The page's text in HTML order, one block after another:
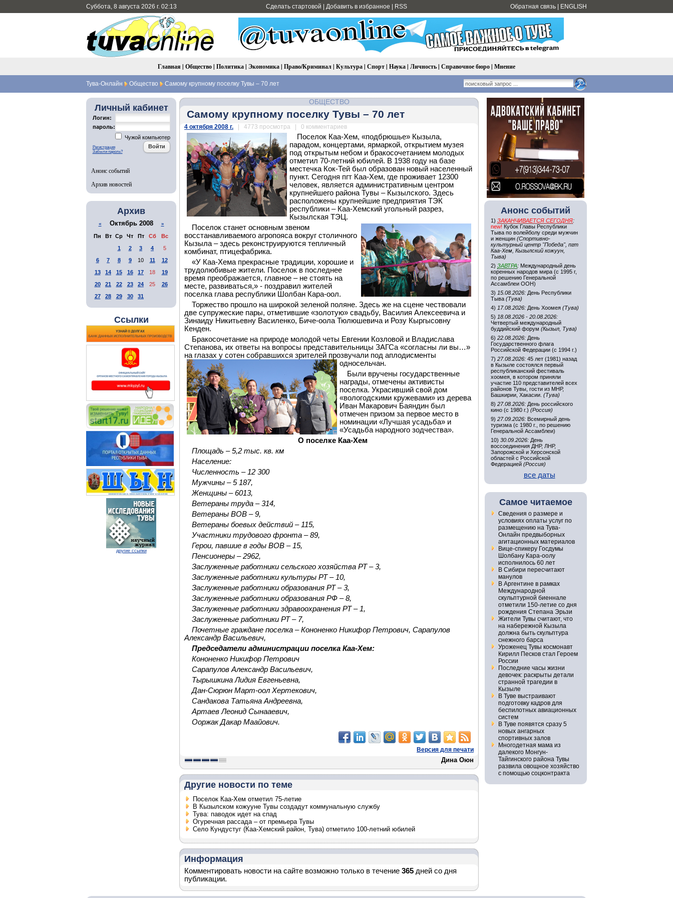
Суббота, 8 августа 2026 г. 02:13 Сделать стартовой Добавить в избранное RSS Обратная связь ENGLISH
Главная | Общество| Политика| Экономика| Право/Криминал| Культура| Спорт| Наука| Личность| Справочное бюро| Мнение
Тува-Онлайн Общество Самому крупному поселку Тувы – 70 лет
Личный кабинет
Логин:
пароль:
Чужой компьютер
Регистрация
Забыли пароль?
Анонс событий
Архив новостей
Архив
« Октябрь 2008 »
Пн Вт Ср Чт Пт Сб
Вс
1
2 3 4
5
6
7 8 9 10 11
12
13
14 15 16 17 18
19
20
21 22 23 24 25
26
27
28 29 30 31
Ссылки
другие ссылки
ОБЩЕСТВО
Самому крупному поселку Тувы – 70 лет
4 октября 2008 г. | 4773 просмотра | 0 комментариев
Поселок Каа-Хем, «подбрюшье» Кызыла,
парадом, концертами, ярмаркой, открытием музея
под открытым небом и бракосочетанием молодых
отметил 70-летний юбилей. В 1938 году на базе
местечка Кок-Тей был образован новый населенный
пункт. Сегодня пгт Каа-Хем, где проживает 12300
человек, является административным центром
крупнейшего района Тувы – Кызылского. Здесь
расположены крупнейшие предприятия ТЭК
республики – Каа-Хемский угольный разрез,
Кызылская ТЭЦ.
Поселок станет основным звеном
восстанавливаемого агропояса вокруг столичного
Кызыла – здесь реконструируются тепличный
комбинат, птицефабрика.
«У Каа-Хема прекрасные традиции, хорошие и
трудолюбивые жители. Поселок в последнее
время преображается, главное – не стоять на
месте, развиваться,» - поздравил жителей
поселка глава республики Шолбан Кара-оол.
Торжество прошло на широкой зеленой поляне. Здесь же на сцене чествовали
две супружеские пары, отметившие «золотую» свадьбу, Василия Алексеевича и
Зинаиду Никитьевну Василенко, Биче-оола Тюлюшевича и Розу Кыргысовну
Кенден.
Бракосочетание на природе молодой четы Евгении Козловой и Владислава
Степанова, их ответы на вопросы представительницы ЗАГСа «согласны ли вы…»
на глазах у сотен собравшихся зрителей прозвучали под аплодисменты
односельчан.
Были вручены государственные
награды, отмечены активисты
поселка. Украсивший свой дом
«вологодскими кружевами» из дерева
Иван Макарович Баяндин был
отмечен призом за первое место в
номинации «Лучшая усадьба» и
«Усадьба народного зодчества».
О поселке Каа-Хем
Площадь – 5,2 тыс. кв. км
Население:
Численность – 12 300
Мужчины – 5 187,
Женщины – 6013,
Ветераны труда – 314,
Ветераны ВОВ – 9,
Ветераны боевых действий – 115,
Участники трудового фронта – 89,
Герои, павшие в годы ВОВ – 15,
Пенсионеры – 2962,
Заслуженные работники сельского хозяйства РТ – 3,
Заслуженные работники культуры РТ – 10,
Заслуженные работники образования РТ – 3,
Заслуженные работники образования РФ – 8,
Заслуженные работники здравоохранения РТ – 1,
Заслуженные работники РТ – 7,
Почетные граждане поселка – Кононенко Никифор Петрович, Сарапулов
Александр Васильевич,
Председатели администрации поселка Каа-Хем:
Кононенко Никифор Петрович
Сарапулов Александр Васильевич,
Тырышкина Лидия Евгеньевна,
Дан-Сюрюн Март-оол Хертекович,
Сандакова Татьяна Андреевна,
Артаев Леонид Сынааевич,
Ооржак Дакар Маайович.
Версия для печати
Дина Оюн
Другие новости по теме
Поселок Каа-Хем отметил 75-летие
В Кызылском кожууне Тувы создадут коммунальную службу
Тува: паводок идет на спад
Огуречная рассада – от премьера Тувы
Село Кундустуг (Каа-Хемский район, Тува) отметило 100-летний юбилей
Информация
Комментировать новости на сайте возможно только в течение 365 дней со дня
публикации.
Анонс событий
1) ЗАКАНЧИВАЕТСЯ СЕГОДНЯ:
new! Кубок Главы Республики
Тыва по волейболу среди мужчин
и женщин (Спортивно-
культурный центр "Победа", пгт
Каа-Хем, Кызылский кожуун,
Тыва)
2) ЗАВТРА: Международный день
коренных народов мира (с 1995 г,
по решению Генеральной
Ассамблеи ООН)
3) 15.08.2026: День Республики
Тыва (Тува)
4) 17.08.2026: День Хоомея (Тува)
5) 18.08.2026 - 20.08.2026:
Четвертый международный
буддийский форум (Кызыл, Тува)
6) 22.08.2026: День
Государственного флага
Российской Федерации (с 1994 г.)
7) 27.08.2026: 45 лет (1981) назад
в Кызыле состоялся первый
республиканский фестиваль
хоомея, в котором приняли
участие 110 представителей всех
районов Тувы, гости из МНР,
Башкирии, Хакасии. (Тува)
8) 27.08.2026: День российского
кино (с 1980 г.) (Россия)
9) 27.09.2026: Всемирный день
туризма (с 1980 г., по решению
Генеральной Ассамблеи)
10) 30.09.2026: День
воссоединения ДНР, ЛНР,
Запорожской и Херсонской
областей с Российской
Федерацией (Россия)
все даты
Самое читаемое
Сведения о размере и
условиях оплаты услуг по
размещению на Тува-
Онлайн предвыборных
агитационных материалов
Вице-спикеру Госдумы
Шолбану Кара-оолу
исполнилось 60 лет
В Сибири пересчитают
манулов
В Аргентине в рамках
Международной
скульптурной биеннале
отметили 150-летие со дня
рождения Степана Эрьзи
Жители Тувы считают, что
на набережной Кызыла
должна быть скульптура
снежного барса
Уроженец Тувы космонавт
Кирилл Песков стал Героем
России
Последние часы жизни
девочек: раскрыты детали
странной трагедии в
Кызыле
В Туве выстраивают
подготовку кадров для
беспилотных авиационных
систем
В Туве появятся сразу 5
новых ангарных
спортивных залов
Многодетная мама из
далекого Монгун-
Тайгинского района Тувы
развила овощное хозяйство
с помощью соцконтракта